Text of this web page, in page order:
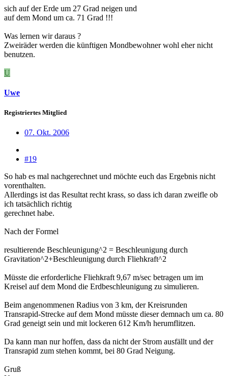
sich auf der Erde um 27 Grad neigen und
auf dem Mond um ca. 71 Grad !!!
Was lernen wir daraus ?
Zweiräder werden die künftigen Mondbewohner wohl eher nicht
benutzen.
U
Uwe
Registriertes Mitglied
07. Okt. 2006
#19
So hab es mal nachgerechnet und möchte euch das Ergebnis nicht
vorenthalten.
Allerdings ist das Resultat recht krass, so dass ich daran zweifle ob
ich tatsächlich richtig
gerechnet habe.
Nach der Formel
resultierende Beschleunigung^2 = Beschleunigung durch
Gravitation^2+Beschleunigung durch Fliehkraft^2
Müsste die erforderliche Fliehkraft 9,67 m/sec betragen um im
Kreisel auf dem Mond die Erdbeschleunigung zu simulieren.
Beim angenommenen Radius von 3 km, der Kreisrunden
Transrapid-Strecke auf dem Mond müsste dieser demnach um ca. 80
Grad geneigt sein und mit lockeren 612 Km/h herumflitzen.
Da kann man nur hoffen, dass da nicht der Strom ausfällt und der
Transrapid zum stehen kommt, bei 80 Grad Neigung.
Gruß